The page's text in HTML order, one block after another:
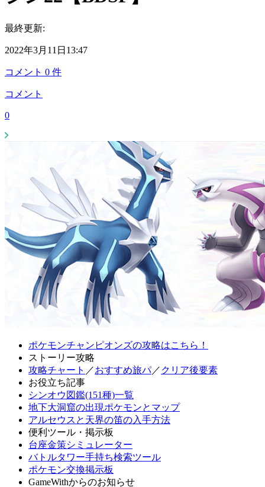
最終更新:
2022年3月11日13:47
コメント 0 件
コメント
0
ポケモンチャンピオンズの攻略はこちら！
ストーリー攻略
攻略チャート ／おすすめ旅パ／ クリア後要素
お役立ち記事
シンオウ図鑑(151種)一覧
地下大洞窟の出現ポケモンとマップ
アルセウスと天界の笛の入手方法
便利ツール・掲示板
台座金策シミュレーター
バトルタワー手持ち検索ツール
ポケモン交換掲示板
GameWithからのお知らせ